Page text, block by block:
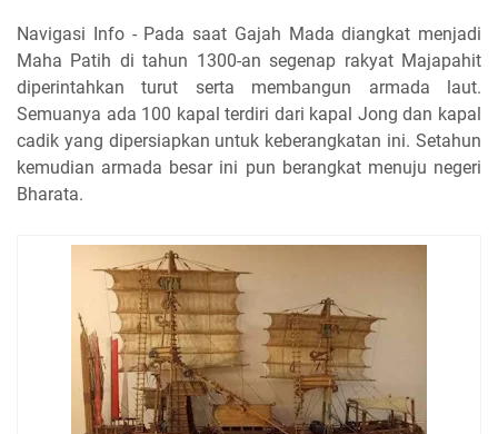
Navigasi Info - Pada saat Gajah Mada diangkat menjadi
Maha Patih di tahun 1300-an segenap rakyat Majapahit
diperintahkan turut serta membangun armada laut.
Semuanya ada 100 kapal terdiri dari kapal Jong dan kapal
cadik yang dipersiapkan untuk keberangkatan ini. Setahun
kemudian armada besar ini pun berangkat menuju negeri
Bharata.